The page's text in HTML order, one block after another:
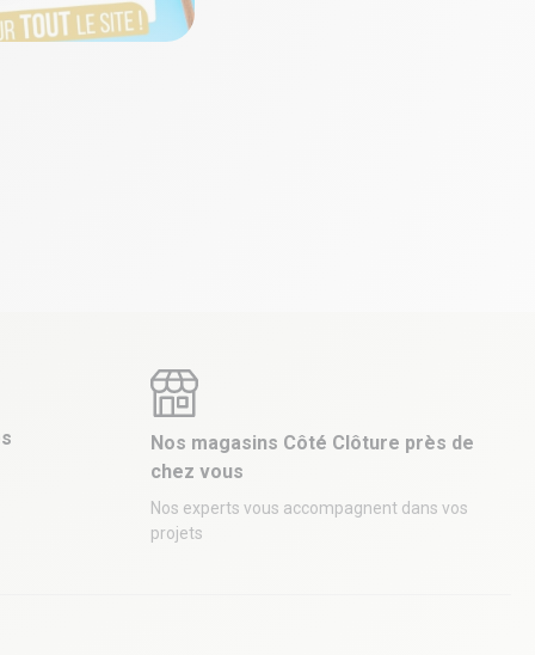
Nos magasins Côté Clôture près de
chez vous
Nos experts vous accompagnent dans vos
projets